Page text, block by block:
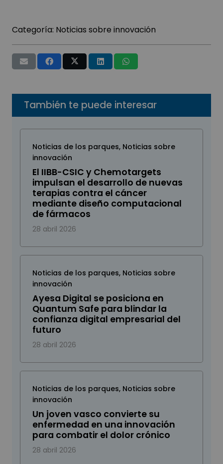
Categoría: Noticias sobre innovación
También te puede interesar
Noticias de los parques, Noticias sobre
innovación
El IIBB-CSIC y Chemotargets
impulsan el desarrollo de nuevas
terapias contra el cáncer
mediante diseño computacional
de fármacos
28 abril 2026
Noticias de los parques, Noticias sobre
innovación
Ayesa Digital se posiciona en
Quantum Safe para blindar la
confianza digital empresarial del
futuro
28 abril 2026
Noticias de los parques, Noticias sobre
innovación
Un joven vasco convierte su
enfermedad en una innovación
para combatir el dolor crónico
28 abril 2026